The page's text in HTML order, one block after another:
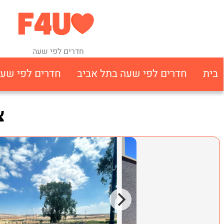
חדרים לפי שעה
בית חדרים לפי שעה בתל אביב חדרים לפי